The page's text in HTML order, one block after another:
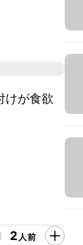
けが食欲
2 人前